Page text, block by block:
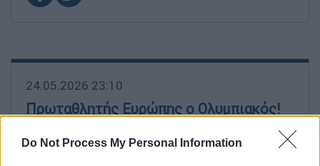
Do Not Process My Personal Information
24.05.2026 23:10
Πρωταθλητής Ευρώπης ο Ολυμπιακός!
Τέλος! Ο Ολυμπιακός στην κορυφή της Ευρώπης!